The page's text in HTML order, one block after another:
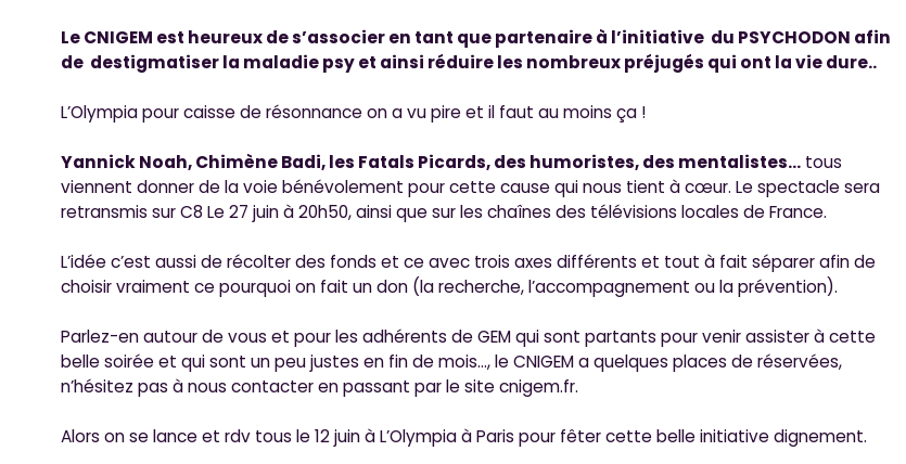
Le CNIGEM est heureux de s’associer en tant que partenaire à l’initiative du PSYCHODON afin
de destigmatiser la maladie psy et ainsi réduire les nombreux préjugés qui ont la vie dure..
L’Olympia pour caisse de résonnance on a vu pire et il faut au moins ça !
Yannick Noah, Chimène Badi, les Fatals Picards, des humoristes, des mentalistes… tous
viennent donner de la voie bénévolement pour cette cause qui nous tient à cœur. Le spectacle sera
retransmis sur C8 Le 27 juin à 20h50, ainsi que sur les chaînes des télévisions locales de France.
L’idée c’est aussi de récolter des fonds et ce avec trois axes différents et tout à fait séparer afin de
choisir vraiment ce pourquoi on fait un don (la recherche, l’accompagnement ou la prévention).
Parlez-en autour de vous et pour les adhérents de GEM qui sont partants pour venir assister à cette
belle soirée et qui sont un peu justes en fin de mois…, le CNIGEM a quelques places de réservées,
n’hésitez pas à nous contacter en passant par le site cnigem.fr.
Alors on se lance et rdv tous le 12 juin à L’Olympia à Paris pour fêter cette belle initiative dignement.